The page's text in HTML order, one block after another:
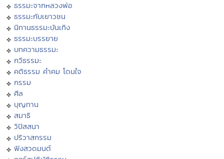
ธรรมะจากหลวงพ่อ
ธรรมะกับเยาวชน
นิทานธรรมะบันเทิง
ธรรมะบรรยาย
บทความธรรมะ
กวีธรรมะ
คติธรรม คำคม โดนใจ
กรรม
ศีล
บุญทาน
สมาธิ
วิปัสสนา
ปริวาสกรรม
ฟังสวดมนต์